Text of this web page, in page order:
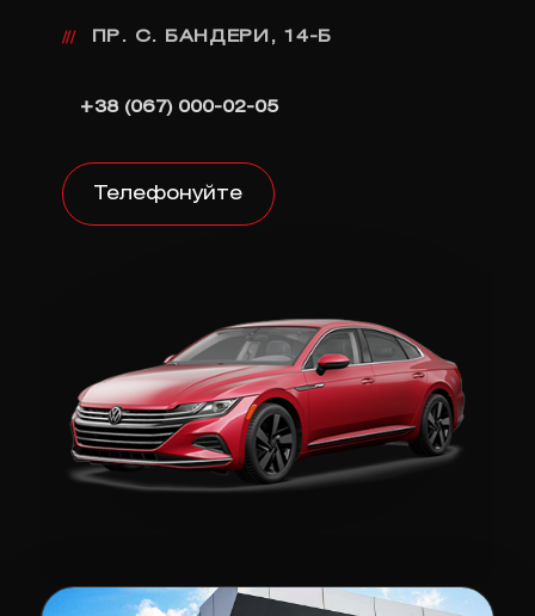
/// ПР. С. БАНДЕРИ, 14-Б
+38 (067) 000-02-05
Телефонуйте